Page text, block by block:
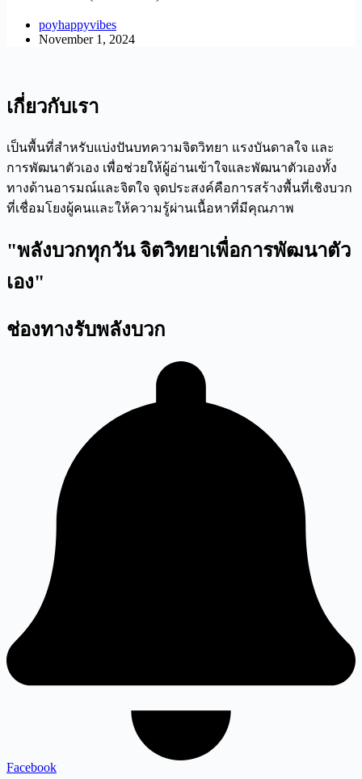
poyhappyvibes
November 1, 2024
เกี่ยวกับเรา
เป็นพื้นที่สำหรับแบ่งปันบทความจิตวิทยา แรงบันดาลใจ และ
การพัฒนาตัวเอง เพื่อช่วยให้ผู้อ่านเข้าใจและพัฒนาตัวเองทั้ง
ทางด้านอารมณ์และจิตใจ จุดประสงค์คือการสร้างพื้นที่เชิงบวก
ที่เชื่อมโยงผู้คนและให้ความรู้ผ่านเนื้อหาที่มีคุณภาพ
"พลังบวกทุกวัน จิตวิทยาเพื่อการพัฒนาตัว
เอง"
ช่องทางรับพลังบวก
Facebook